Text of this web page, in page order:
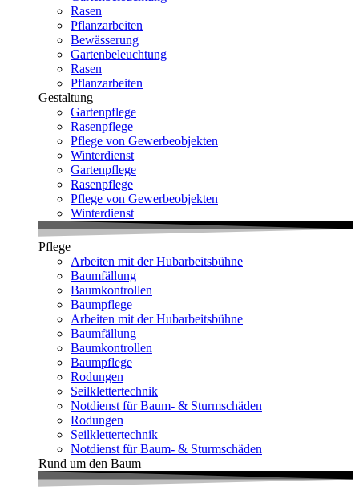
Rasen
Pflanzarbeiten
Bewässerung
Gartenbeleuchtung
Rasen
Pflanzarbeiten
Gestaltung
Gartenpflege
Rasenpflege
Pflege von Gewerbeobjekten
Winterdienst
Gartenpflege
Rasenpflege
Pflege von Gewerbeobjekten
Winterdienst
Pflege
Arbeiten mit der Hubarbeitsbühne
Baumfällung
Baumkontrollen
Baumpflege
Arbeiten mit der Hubarbeitsbühne
Baumfällung
Baumkontrollen
Baumpflege
Rodungen
Seilklettertechnik
Notdienst für Baum- & Sturmschäden
Rodungen
Seilklettertechnik
Notdienst für Baum- & Sturmschäden
Rund um den Baum